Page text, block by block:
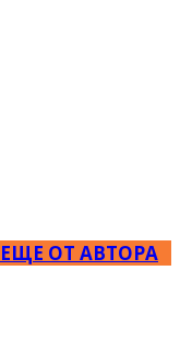
ЕЩЕ ОТ АВТОРА